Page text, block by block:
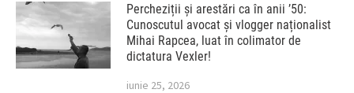
Percheziții și arestări ca în anii ’50:
Cunoscutul avocat și vlogger naționalist
Mihai Rapcea, luat în colimator de
dictatura Vexler!
iunie 25, 2026